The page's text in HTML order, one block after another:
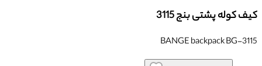
کیف کوله پشتی بنج 3115
BANGE backpack BG-3115